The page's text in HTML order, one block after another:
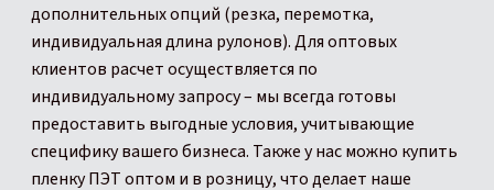
дополнительных опций (резка, перемотка,
индивидуальная длина рулонов). Для оптовых
клиентов расчет осуществляется по
индивидуальному запросу – мы всегда готовы
предоставить выгодные условия, учитывающие
специфику вашего бизнеса. Также у нас можно купить
пленку ПЭТ оптом и в розницу, что делает наше